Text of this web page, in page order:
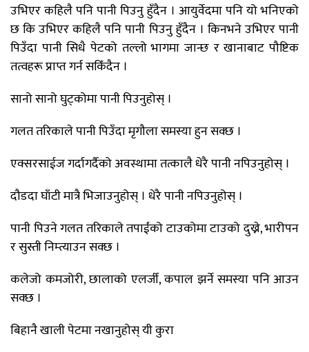
उभिएर कहिलै पनि पानी पिउनु हुँदैन । आयुर्वेदमा पनि यो भनिएको
छ कि उभिएर कहिलै पनि पानी पिउनु हुँदैन । किनभने उभिएर पानी
पिउँदा पानी सिधै पेटको तल्लो भागमा जान्छ र खानाबाट पौष्टिक
तत्वहरू प्राप्त गर्न सकिँदैन ।
सानो सानो घुट्कोमा पानी पिउनुहोस् ।
गलत तरिकाले पानी पिउँदा मृगौला समस्या हुन सक्छ ।
एक्सरसाईज गर्दागर्दैको अवस्थामा तत्कालै धेरै पानी नपिउनुहोस् ।
दौडदा घाँटी मात्रै भिजाउनुहोस् । धेरै पानी नपिउनुहोस् ।
पानी पिउने गलत तरिकाले तपाईंको टाउकोमा टाउको दुख्ने, भारीपन
र सुस्ती निम्त्याउन सक्छ ।
कलेजो कमजोरी, छालाको एलर्जी, कपाल झर्ने समस्या पनि आउन
सक्छ ।
बिहानै खाली पेटमा नखानुहोस् यी कुरा